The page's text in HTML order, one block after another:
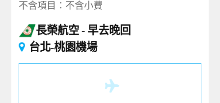
不含項目：不含小費
長榮航空
早去晚回
台北-桃園機場